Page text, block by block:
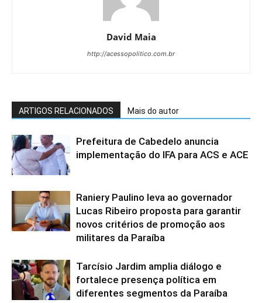
David Maia
http://acessopolitico.com.br
ARTIGOS RELACIONADOS Mais do autor
Prefeitura de Cabedelo anuncia
implementação do IFA para ACS e ACE
Raniery Paulino leva ao governador
Lucas Ribeiro proposta para garantir
novos critérios de promoção aos
militares da Paraíba
Tarcísio Jardim amplia diálogo e
fortalece presença política em
diferentes segmentos da Paraíba